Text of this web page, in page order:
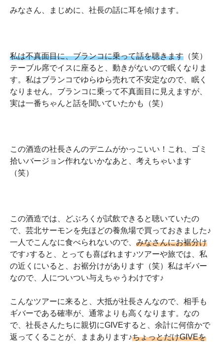
みなさん、まじめに、社長の話に耳を傾けます。
私は不真面目に、ブランコに乗って話を聴きます （笑）
テーブル席でイスに座ると、動きがないので眠くなりま
す。私はブランコでゆらゆら売れて不安定なので、眠く
なりません。ブランコに乗って不真面目に見えますが、
実は一番ちゃんと話を聞いていたかも（笑）
この酒造の社長さんのデニムがかっこいい！これ、ゴミ
拾いバージョン作れないかなあと、考えちゃいます
（笑）
この酒造では、どぶろくが試飲できると聴いていたの
で、芸北サーモンを先ほどの養魚場で買っておきました♪
一人でこんなに食べられないので、 みなさんにお裾分け
です♪すると、とっても喜ばれます♪ツアーや旅では、私
の近くにいると、お裾分けがあります（笑）私はギバー
なので、人についつい与えちゃうわけです♪
こんなツアーに来ると、大抵が社長さんなので、相手も
ギバーである確率が、通常よりも高くなります。なの
で、社長さんたちに親切にGIVEすると、余計に何倍かで
返ってくることが、ままあります♪ちょっとだけGIVEを